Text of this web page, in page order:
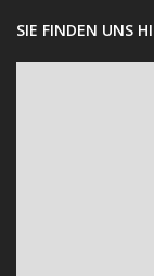
SIE FINDEN UNS